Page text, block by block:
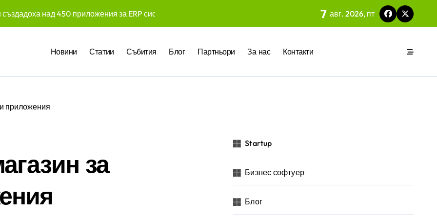
Gemini на Google на хиляди клиенти на бизнес приложения
Award България 2026 са обявени
правят почивката по-комфортна
опит за модернизиране на традицията
7 авг. 2026, пт
Новини Статии Събития Блог Партньори За нас Контакти
приложения
за
Startup
Бизнес софтуер
Блог